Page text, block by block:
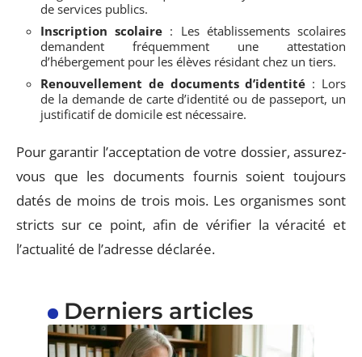
de services publics.
Inscription scolaire : Les établissements scolaires
demandent fréquemment une attestation
d’hébergement pour les élèves résidant chez un tiers.
Renouvellement de documents d’identité : Lors
de la demande de carte d’identité ou de passeport, un
justificatif de domicile est nécessaire.
Pour garantir l’acceptation de votre dossier, assurez-
vous que les documents fournis soient toujours
datés de moins de trois mois. Les organismes sont
stricts sur ce point, afin de vérifier la véracité et
l’actualité de l’adresse déclarée.
Derniers articles